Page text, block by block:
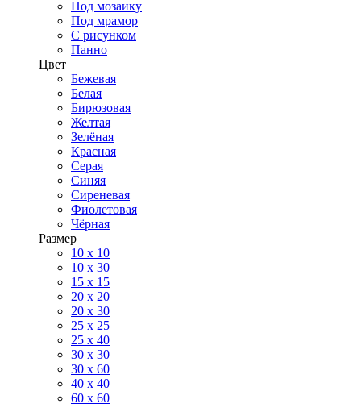
Под мозаику
Под мрамор
С рисунком
Панно
Цвет
Бежевая
Белая
Бирюзовая
Желтая
Зелёная
Красная
Серая
Синяя
Сиреневая
Фиолетовая
Чёрная
Размер
10 х 10
10 x 30
15 x 15
20 х 20
20 x 30
25 x 25
25 x 40
30 x 30
30 х 60
40 х 40
60 х 60